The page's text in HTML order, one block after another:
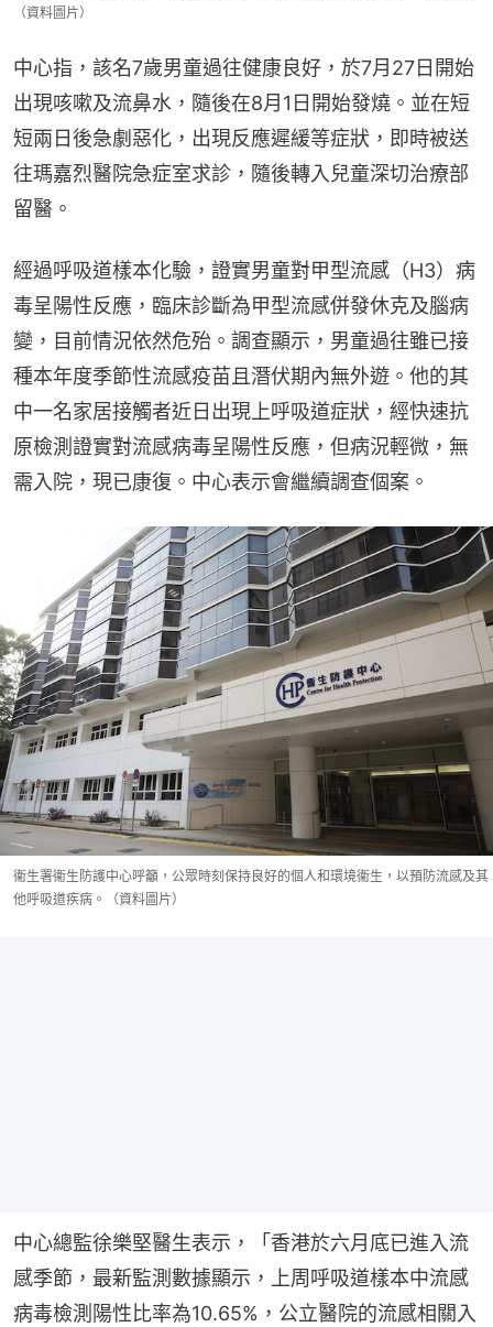
（資料圖片）
中心指，該名7歲男童過往健康良好，於7月27日開始
出現咳嗽及流鼻水，隨後在8月1日開始發燒。並在短
短兩日後急劇惡化，出現反應遲緩等症狀，即時被送
往瑪嘉烈醫院急症室求診，隨後轉入兒童深切治療部
留醫。
經過呼吸道樣本化驗，證實男童對甲型流感（H3）病
毒呈陽性反應，臨床診斷為甲型流感併發休克及腦病
變，目前情況依然危殆。調查顯示，男童過往雖已接
種本年度季節性流感疫苗且潛伏期內無外遊。他的其
中一名家居接觸者近日出現上呼吸道症狀，經快速抗
原檢測證實對流感病毒呈陽性反應，但病況輕微，無
需入院，現已康復。中心表示會繼續調查個案。
衞生署衞生防護中心呼籲，公眾時刻保持良好的個人和環境衞生，以預防流感及其
他呼吸道疾病。（資料圖片）
中心總監徐樂堅醫生表示，「香港於六月底已進入流
感季節，最新監測數據顯示，上周呼吸道樣本中流感
病毒檢測陽性比率為10.65%，公立醫院的流感相關入